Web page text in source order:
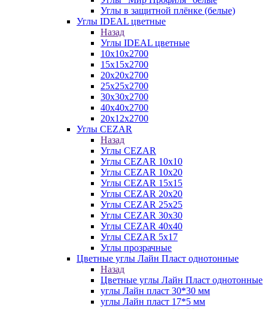
Углы в защитной плёнке (белые)
Углы IDEAL цветные
Назад
Углы IDEAL цветные
10х10х2700
15х15х2700
20х20х2700
25х25х2700
30х30х2700
40х40х2700
20х12х2700
Углы CEZAR
Назад
Углы CEZAR
Углы CEZAR 10х10
Углы CEZAR 10х20
Углы CEZAR 15х15
Углы CEZAR 20х20
Углы CEZAR 25х25
Углы CEZAR 30х30
Углы CEZAR 40х40
Углы CEZAR 5х17
Углы прозрачные
Цветные углы Лайн Пласт однотонные
Назад
Цветные углы Лайн Пласт однотонные
углы Лайн пласт 30*30 мм
углы Лайн пласт 17*5 мм